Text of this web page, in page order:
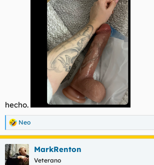
hecho.
R
e
c
c
Neo
MarkRenton
Veterano